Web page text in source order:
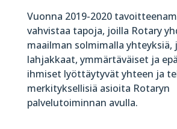
Vuonna 2019-2020
vahvistaa tapoja, joilla Rotary
maailman solmimalla yhteyksiä,
lahjakkaat, ymmärtäväiset ja
ihmiset lyöttäytyvät yhteen ja
merkityksellisiä asioita Rotaryn
palvelutoiminnan avulla.